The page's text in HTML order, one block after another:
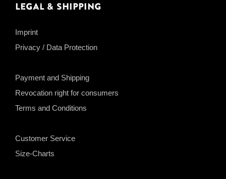
Legal & Shipping
Imprint
Privacy / Data Protection
Payment and Shipping
Revocation right for consumers
Terms and Conditions
Customer Service
Size-Charts